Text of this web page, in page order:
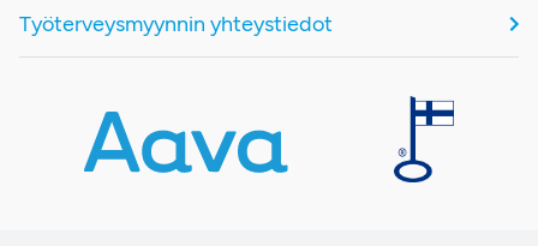
Työterveysmyynnin yhteystiedot